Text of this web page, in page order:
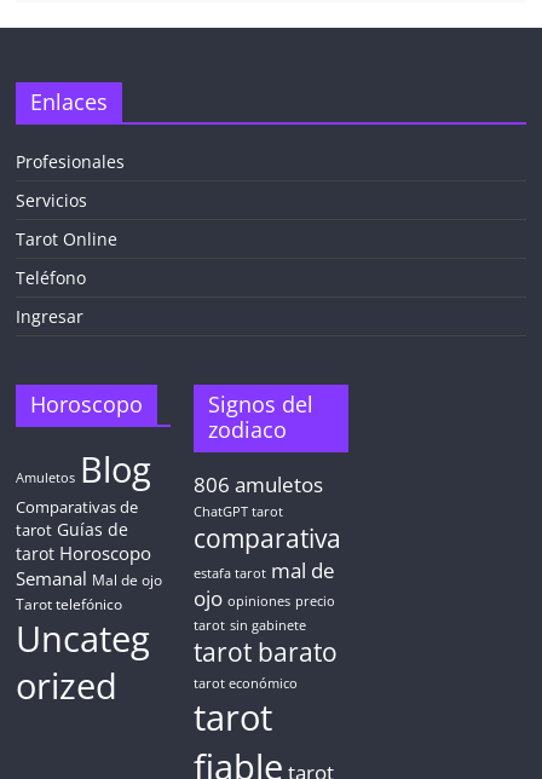
Enlaces
Profesionales
Servicios
Tarot Online
Teléfono
Ingresar
Horoscopo
Amuletos Blog
Comparativas de
tarot Guías de
tarot Horoscopo
Semanal Mal de ojo
Tarot telefónico
Uncateg
orized
Signos del
zodiaco
806 amuletos
ChatGPT tarot
comparativa
estafa tarot mal de
ojo opiniones precio
tarot sin gabinete
tarot barato
tarot económico
tarot
fiable tarot